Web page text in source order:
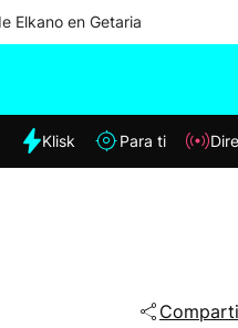
Elkano en Getaria
Klisk Para ti